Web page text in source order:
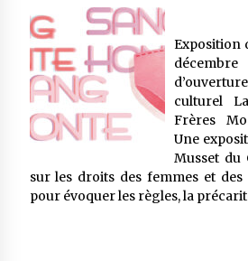
Exposition
culturel
Frères
Une
Musset du
sur les droits des femmes et
pour évoquer les règles, la